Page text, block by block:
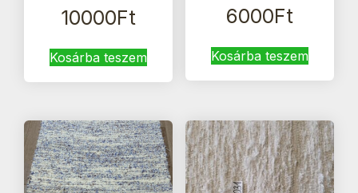
10000Ft
Kosárba teszem
6000Ft
Kosárba teszem